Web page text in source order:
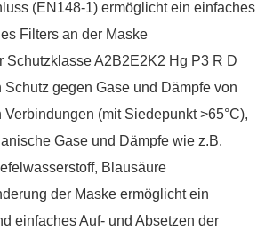
(EN148-1) ermöglicht ein einfaches
Filters an der Maske
Schutzklasse A2B2E2K2 Hg P3 R D
Schutz gegen Gase und Dämpfe von
(mit Siedepunkt >65°C),
Gase und Dämpfe wie z.B.
Blausäure
der Maske ermöglicht ein
einfaches Auf- und Absetzen der